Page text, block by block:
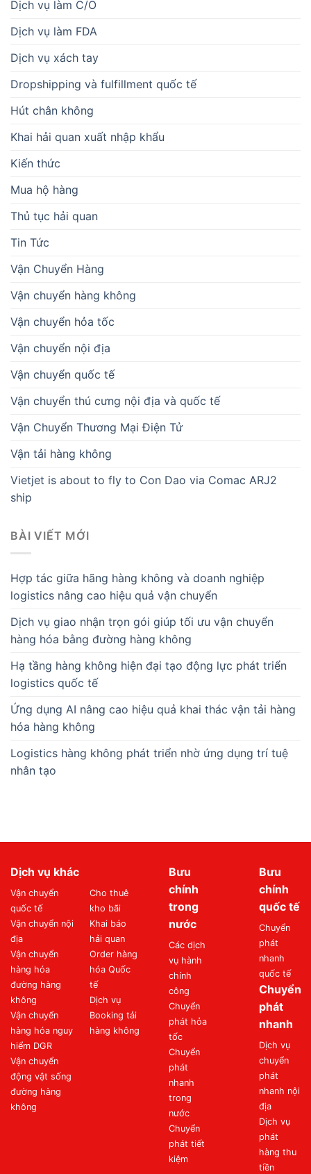
Dịch vụ làm C/O
Dịch vụ làm FDA
Dịch vụ xách tay
Dropshipping và fulfillment quốc tế
Hút chân không
Khai hải quan xuất nhập khẩu
Kiến thức
Mua hộ hàng
Thủ tục hải quan
Tin Tức
Vận Chuyển Hàng
Vận chuyển hàng không
Vận chuyển hỏa tốc
Vận chuyển nội địa
Vận chuyển quốc tế
Vận chuyển thú cưng nội địa và quốc tế
Vận Chuyển Thương Mại Điện Tử
Vận tải hàng không
Vietjet is about to fly to Con Dao via Comac ARJ2
ship
BÀI VIẾT MỚI
Hợp tác giữa hãng hàng không và doanh nghiệp
logistics nâng cao hiệu quả vận chuyển
Dịch vụ giao nhận trọn gói giúp tối ưu vận chuyển
hàng hóa bằng đường hàng không
Hạ tầng hàng không hiện đại tạo động lực phát triển
logistics quốc tế
Ứng dụng AI nâng cao hiệu quả khai thác vận tải hàng
hóa hàng không
Logistics hàng không phát triển nhờ ứng dụng trí tuệ
nhân tạo
Dịch vụ khác
Vận chuyển
quốc tế
Vận chuyển nội
địa
Vận chuyển
hàng hóa
đường hàng
không
Vận chuyển
hàng hóa nguy
hiểm DGR
Vận chuyển
động vật sống
đường hàng
không
Cho thuê
kho bãi
Khai báo
hải quan
Order hàng
hóa Quốc
tế
Dịch vụ
Booking tải
hàng không
Bưu
chính
trong
nước
Các dịch
vụ hành
chính
công
Chuyển
phát hỏa
tốc
Chuyển
phát
nhanh
trong
nước
Chuyển
phát tiết
kiệm
Bưu
chính
quốc tế
Chuyển
phát
nhanh
quốc tế
Chuyển
phát
nhanh
Dịch vụ
chuyển
phát
nhanh nội
địa
Dịch vụ
phát
hàng thu
tiền